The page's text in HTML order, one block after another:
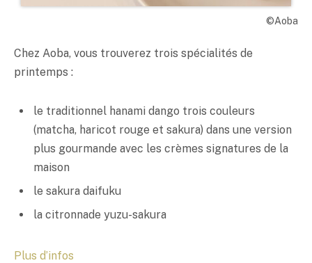
©Aoba
Chez Aoba, vous trouverez trois spécialités de
printemps :
le traditionnel hanami dango trois couleurs
(matcha, haricot rouge et sakura) dans une version
plus gourmande avec les crèmes signatures de la
maison
le sakura daifuku
la citronnade yuzu-sakura
Plus d’infos